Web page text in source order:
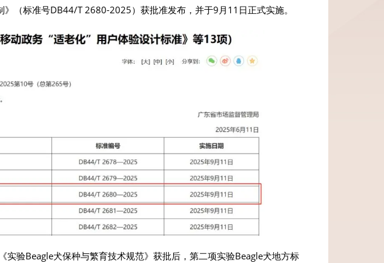
（标准号DB44/T 2680-2025）获批准发布，并于9月11日正式实施。
验Beagle犬保种与繁育技术规范》获批后，第二项实验Beagle犬地方标